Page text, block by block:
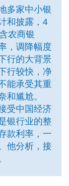
多家中小银
和披露，4
农商银
，调降幅度
行的大背景
行较快，净
能承受其重
和尴尬。
受中国经济
银行业的整
款利率，一
他分析，接